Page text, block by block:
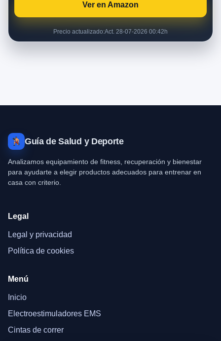
Ver en Amazon
Precio actualizado:Act. 28-07-2026 00:42h
Guía de Salud y Deporte
Analizamos equipamiento de fitness, recuperación y bienestar
para ayudarte a elegir productos adecuados para entrenar en
casa con criterio.
Legal
Legal y privacidad
Política de cookies
Menú
Inicio
Electroestimuladores EMS
Cintas de correr